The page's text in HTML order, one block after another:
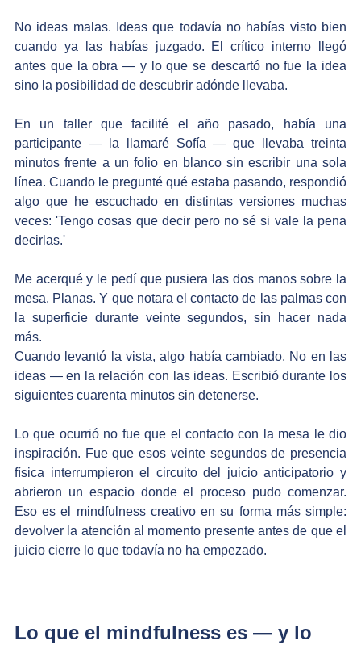
No ideas malas. Ideas que todavía no habías visto bien
cuando ya las habías juzgado. El crítico interno llegó
antes que la obra — y lo que se descartó no fue la idea
sino la posibilidad de descubrir adónde llevaba.
En un taller que facilité el año pasado, había una
participante — la llamaré Sofía — que llevaba treinta
minutos frente a un folio en blanco sin escribir una sola
línea. Cuando le pregunté qué estaba pasando, respondió
algo que he escuchado en distintas versiones muchas
veces: 'Tengo cosas que decir pero no sé si vale la pena
decirlas.'
Me acerqué y le pedí que pusiera las dos manos sobre la
mesa. Planas. Y que notara el contacto de las palmas con
la superficie durante veinte segundos, sin hacer nada
más.
Cuando levantó la vista, algo había cambiado. No en las
ideas — en la relación con las ideas. Escribió durante los
siguientes cuarenta minutos sin detenerse.
Lo que ocurrió no fue que el contacto con la mesa le dio
inspiración. Fue que esos veinte segundos de presencia
física interrumpieron el circuito del juicio anticipatorio y
abrieron un espacio donde el proceso pudo comenzar.
Eso es el mindfulness creativo en su forma más simple:
devolver la atención al momento presente antes de que el
juicio cierre lo que todavía no ha empezado.
Lo que el mindfulness es — y lo